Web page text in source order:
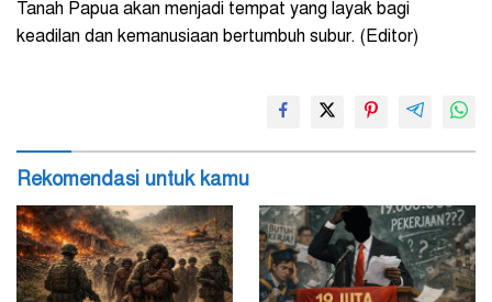
Tanah Papua akan menjadi tempat yang layak bagi
keadilan dan kemanusiaan bertumbuh subur. (Editor)
Rekomendasi untuk kamu